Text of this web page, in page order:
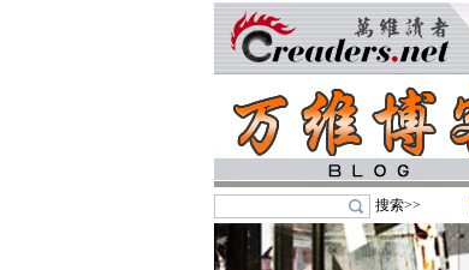
搜索>>